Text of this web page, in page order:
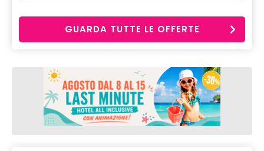
GUARDA TUTTE LE OFFERTE